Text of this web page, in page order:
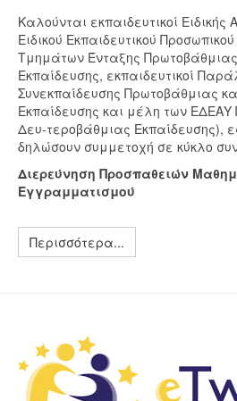
Καλούνται εκπαιδευτικοί
Ειδικού Εκπαιδευτικού
Τμημάτων Ένταξης
Εκπαίδευσης, εκπαιδευτικοί
Συνεκπαίδευσης Πρωτοβάθμιας
Εκπαίδευσης και μέλη των ΕΔΕΑΥ
Δευ-τεροβάθμιας Εκπαίδευσης),
δηλώσουν συμμετοχή σε κύκλο
Διερεύνηση Προσπαθειών
Εγγραμματισμού
Περισσότερα...